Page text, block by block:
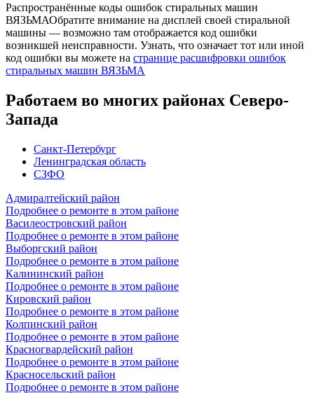
Распространённые коды ошибок стиральных машин
ВЯЗЬМАОбратите внимание на дисплей своей стиральной
машины — возможно там отображается код ошибки
возникшей неисправности. Узнать, что означает тот или иной
код ошибки вы можете на странице расшифровки ошибок
стиральных машин ВЯЗЬМА
Работаем во многих районах Северо-
Запада
Санкт-Петербург
Ленинградская область
СЗФО
Адмиралтейский район
Подробнее о ремонте в этом районе
Василеостровский район
Подробнее о ремонте в этом районе
Выборгский район
Подробнее о ремонте в этом районе
Калининский район
Подробнее о ремонте в этом районе
Кировский район
Подробнее о ремонте в этом районе
Колпинский район
Подробнее о ремонте в этом районе
Красногвардейский район
Подробнее о ремонте в этом районе
Красносельский район
Подробнее о ремонте в этом районе